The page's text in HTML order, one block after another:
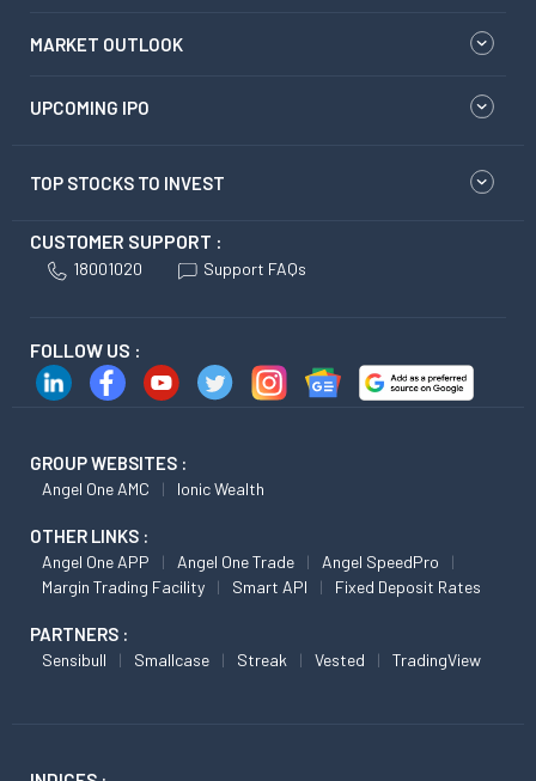
MARKET OUTLOOK
UPCOMING IPO
TOP STOCKS TO INVEST
CUSTOMER SUPPORT :
18001020 Support FAQs
FOLLOW US :
GROUP WEBSITES :
Angel One AMC Ionic Wealth
OTHER LINKS :
Angel One APP Angel One Trade
Angel SpeedPro
Margin Trading Facility
Smart API Fixed Deposit Rates
PARTNERS :
Sensibull Smallcase Streak Vested TradingView